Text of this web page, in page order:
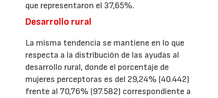
que representaron el 37,65%.
Desarrollo rural
La misma tendencia se mantiene en lo que
respecta a la distribución de las ayudas al
desarrollo rural, donde el porcentaje de
mujeres perceptoras es del 29,24% (40.442)
frente al 70,76% (97.582) correspondiente a